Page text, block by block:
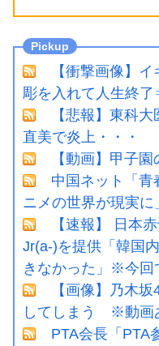
【衝撃画像】
彫を入れて人生終了
【悲報】東科
直美で炎上・・・
【動画】甲子
中国ネット「青
ニメの世界が現実に
【速報】 日本
Jr(a-)を提供「韓国
きなかった」※今回
【画像】乃木
してしまう ※動画
PTA会長「PTA